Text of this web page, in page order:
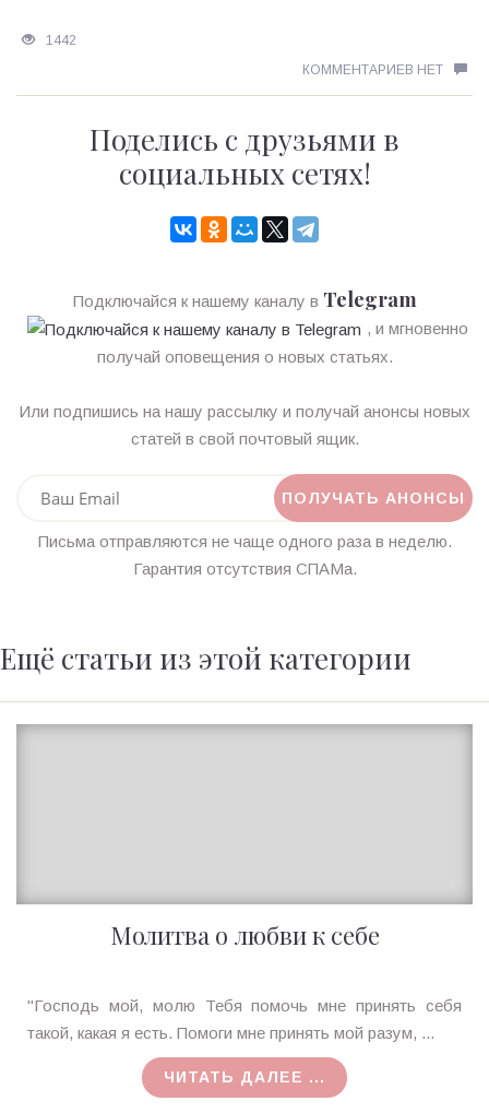
1442
КОММЕНТАРИЕВ НЕТ
Поделись с друзьями в
социальных сетях!
Подключайся к нашему каналу в Telegram
, и мгновенно
получай оповещения о новых статьях.
Или подпишись на нашу рассылку и получай анонсы новых
статей в свой почтовый ящик.
Письма отправляются не чаще одного раза в неделю.
Гарантия отсутствия СПАМа.
Ещё статьи из этой категории
Молитва о любви к себе
Ирина
MagicTantra
"Господь мой, молю Тебя помочь мне принять себя
такой, какая я есть. Помоги мне принять мой разум, ...
ЧИТАТЬ ДАЛЕЕ ...